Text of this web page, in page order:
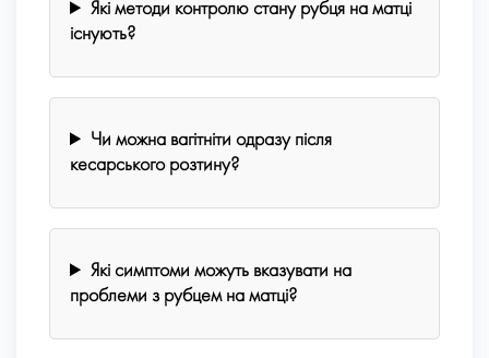
Які методи контролю стану рубця на матці
існують?
Чи можна вагітніти одразу після
кесарського розтину?
Які симптоми можуть вказувати на
проблеми з рубцем на матці?